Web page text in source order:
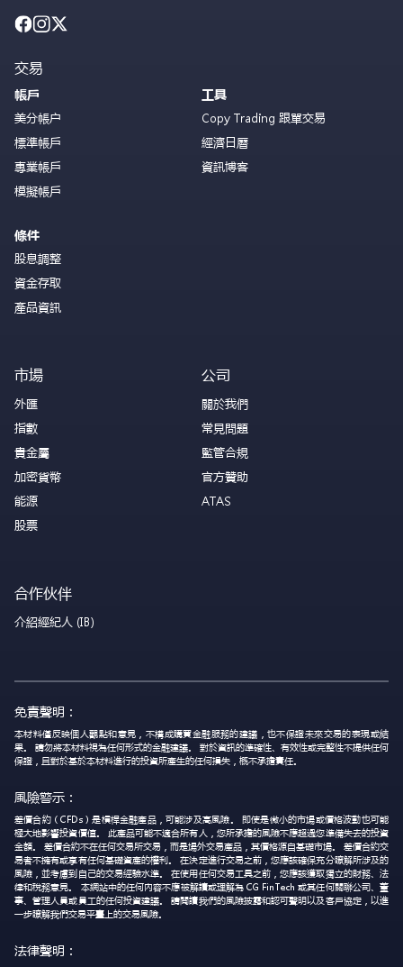
交易
帳戶
美分帳户
標準帳戶
專業帳戶
模擬帳戶
條件
股息調整
資金存取
產品資訊
工具
Copy Trading 跟單交易
經濟日曆
資訊博客
市場
外匯
指數
貴金屬
加密貨幣
能源
股票
公司
關於我們
常見問題
監管合規
官方贊助
ATAS
合作伙伴
介紹經紀人 (IB)
免責聲明：
本材料僅反映個人觀點和意見，不構成購買金融服務的建議，也不保證未來交易的表現或結
果。 請勿將本材料視為任何形式的金融建議。 對於資訊的準確性、有效性或完整性不提供任何
保證，且對於基於本材料進行的投資所產生的任何損失，概不承擔責任。
風險警示：
差價合約（CFDs）是槓桿金融產品，可能涉及高風險。 即使是微小的市場或價格波動也可能
極大地影響投資價值。 此產品可能不適合所有人，您所承擔的風險不應超過您準備失去的投資
金額。 差價合約不在任何交易所交易，而是場外交易產品，其價格源自基礎市場。 差價合約交
易者不擁有或享有任何基礎資產的權利。 在決定進行交易之前，您應該確保充分瞭解所涉及的
風險，並考慮到自己的交易經驗水準。 在使用任何交易工具之前，您應該獲取獨立的財務、法
律和稅務意見。 本網站中的任何內容不應被解讀或理解為 CG FinTech 或其任何關聯公司、董
事、管理人員或員工的任何投資建議。 請閱讀我們的風險披露和認可聲明以及客戶協定，以進
一步瞭解我們交易平臺上的交易風險。
法律聲明：